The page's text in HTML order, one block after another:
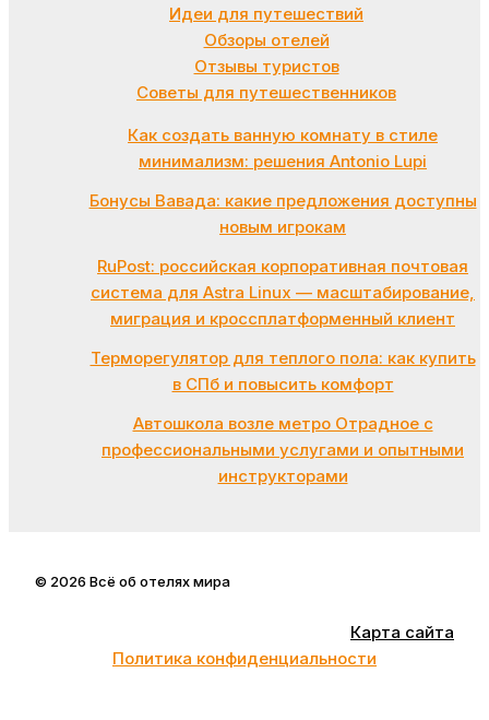
Идеи для путешествий
Обзоры отелей
Отзывы туристов
Советы для путешественников
Как создать ванную комнату в стиле
минимализм: решения Antonio Lupi
Бонусы Вавада: какие предложения доступны
новым игрокам
RuPost: российская корпоративная почтовая
система для Astra Linux — масштабирование,
миграция и кроссплатформенный клиент
Терморегулятор для теплого пола: как купить
в СПб и повысить комфорт
Автошкола возле метро Отрадное с
профессиональными услугами и опытными
инструкторами
© 2026 Всё об отелях мира
Карта сайта
Политика конфиденциальности